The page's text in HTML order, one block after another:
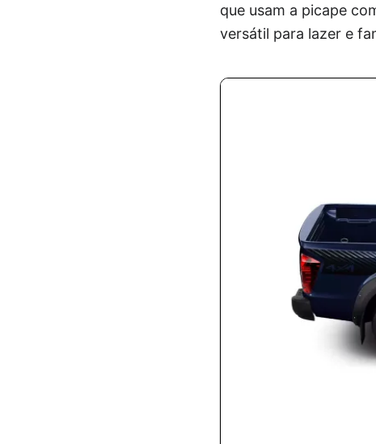
que usam a picape
versátil para lazer e